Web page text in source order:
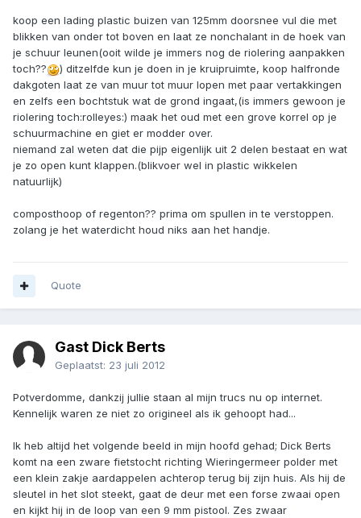
koop een lading plastic buizen van 125mm doorsnee vul die met
blikken van onder tot boven en laat ze nonchalant in de hoek van
je schuur leunen(ooit wilde je immers nog de riolering aanpakken
toch??
) ditzelfde kun je doen in je kruipruimte, koop halfronde
dakgoten laat ze van muur tot muur lopen met paar vertakkingen
en zelfs een bochtstuk wat de grond ingaat,(is immers gewoon je
riolering toch:rolleyes:) maak het oud met een grove korrel op je
schuurmachine en giet er modder over.
niemand zal weten dat die pijp eigenlijk uit 2 delen bestaat en wat
je zo open kunt klappen.(blikvoer wel in plastic wikkelen
natuurlijk)
composthoop of regenton?? prima om spullen in te verstoppen.
zolang je het waterdicht houd niks aan het handje.
Quote
Gast Dick Berts
Geplaatst: 23 juli 2012
Potverdomme, dankzij jullie staan al mijn trucs nu op internet.
Kennelijk waren ze niet zo origineel als ik gehoopt had...
Ik heb altijd het volgende beeld in mijn hoofd gehad; Dick Berts
komt na een zware fietstocht richting Wieringermeer polder met
een klein zakje aardappelen achterop terug bij zijn huis. Als hij de
sleutel in het slot steekt, gaat de deur met een forse zwaai open
en kijkt hij in de loop van een 9 mm pistool. Zes zwaar